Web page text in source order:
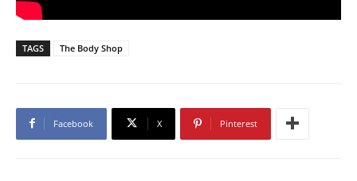
TAGS The Body Shop
Facebook X Pinterest